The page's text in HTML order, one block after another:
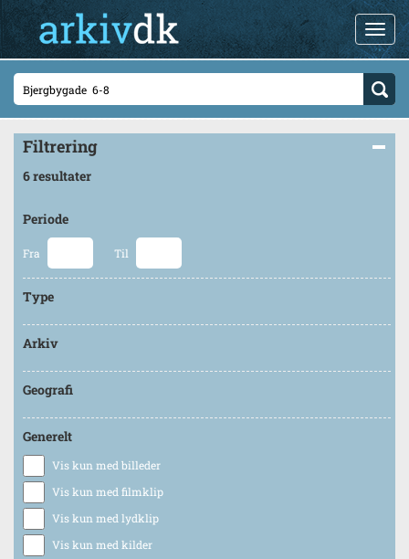
Filtrering
6 resultater
Periode
Fra Til
Type
Arkiv
Geografi
Generelt
Vis kun med billeder
Vis kun med filmklip
Vis kun med lydklip
Vis kun med kilder